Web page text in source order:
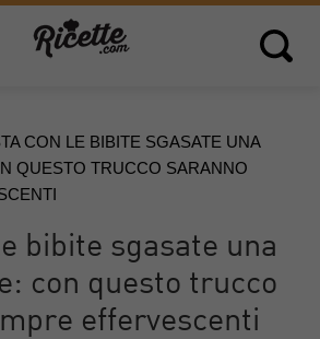
Open
CON LE BIBITE SGASATE UNA
QUESTO TRUCCO SARANNO
bibite sgasate una
con questo trucco
effervescenti